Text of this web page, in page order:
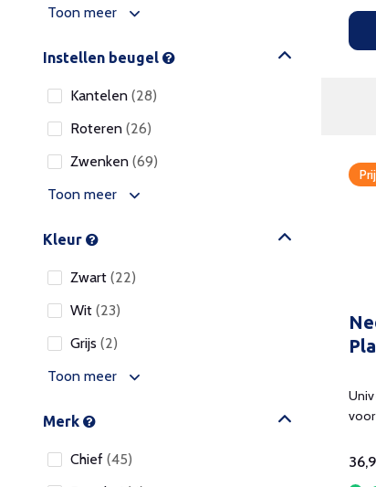
Toon meer
Instellen beugel
Kantelen (28)
Roteren (26)
Zwenken (69)
Toon meer
Kleur
Zwart (22)
Wit (23)
Grijs (2)
Toon meer
Merk
Chief (45)